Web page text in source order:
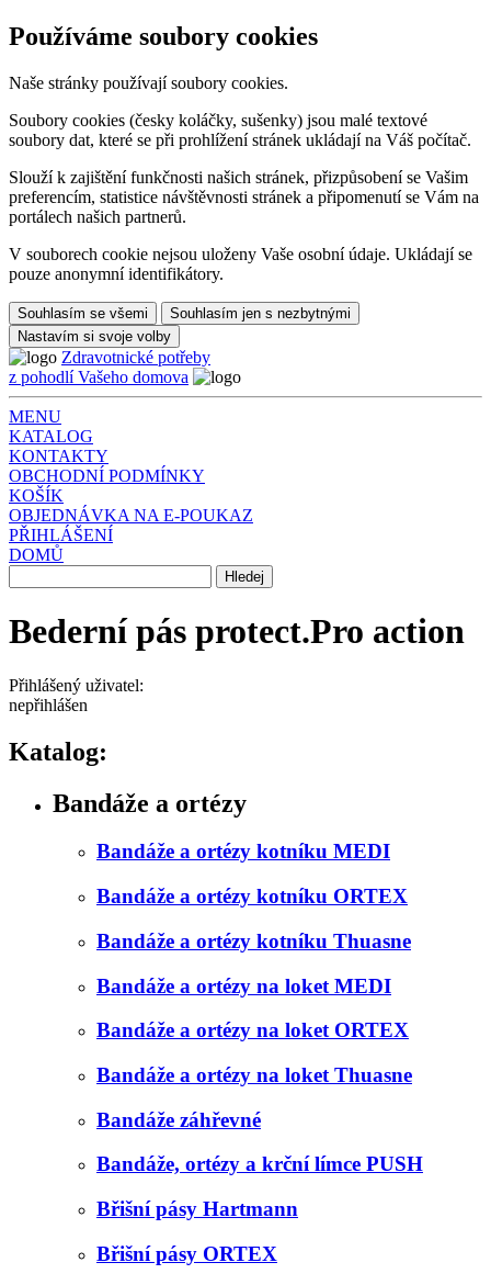
Používáme soubory cookies
Naše stránky používají soubory cookies.
Soubory cookies (česky koláčky, sušenky) jsou malé textové
soubory dat, které se při prohlížení stránek ukládají na Váš počítač.
Slouží k zajištění funkčnosti našich stránek, přizpůsobení se Vašim
preferencím, statistice návštěvnosti stránek a připomenutí se Vám na
portálech našich partnerů.
V souborech cookie nejsou uloženy Vaše osobní údaje. Ukládají se
pouze anonymní identifikátory.
Souhlasím se všemi
Souhlasím jen s nezbytnými
Nastavím si svoje volby
Zdravotnické potřeby
z pohodlí Vašeho domova
MENU
KATALOG
KONTAKTY
OBCHODNÍ PODMÍNKY
KOŠÍK
OBJEDNÁVKA NA E-POUKAZ
PŘIHLÁŠENÍ
DOMŮ
Bederní pás protect.Pro action
Přihlášený uživatel:
nepřihlášen
Katalog:
Bandáže a ortézy
Bandáže a ortézy kotníku MEDI
Bandáže a ortézy kotníku ORTEX
Bandáže a ortézy kotníku Thuasne
Bandáže a ortézy na loket MEDI
Bandáže a ortézy na loket ORTEX
Bandáže a ortézy na loket Thuasne
Bandáže záhřevné
Bandáže, ortézy a krční límce PUSH
Břišní pásy Hartmann
Břišní pásy ORTEX